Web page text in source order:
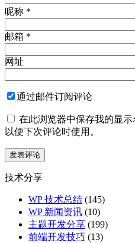
昵称 *
邮箱 *
网址
通过邮件订阅评论
在此浏览器中保存我的显示
以便下次评论时使用。
技术分享
WP 技术总结 (145)
WP 新闻资讯 (10)
主题开发分享 (199)
前端开发技巧 (13)